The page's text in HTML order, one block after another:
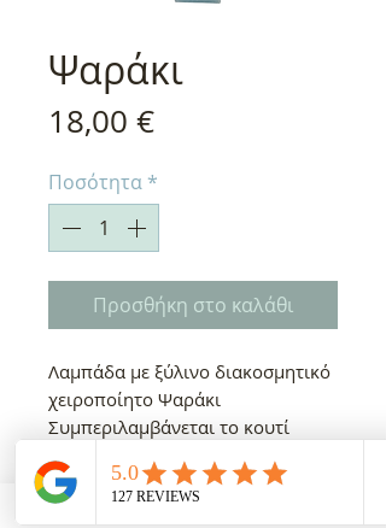
Ψαράκι
18,00 €Τιμή
Ποσότητα*
Προσθήκη στο καλάθι
Λαμπάδα με ξύλινο διακοσμητικό
χειροποίητο Ψαράκι
Συμπεριλαμβάνεται το κουτί